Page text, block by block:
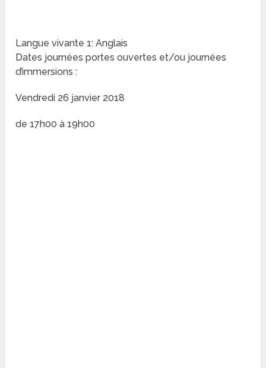
Langue vivante 1: Anglais
Dates journées portes ouvertes et/ou journées
d’immersions :
Vendredi 26 janvier 2018
de 17h00 à 19h00